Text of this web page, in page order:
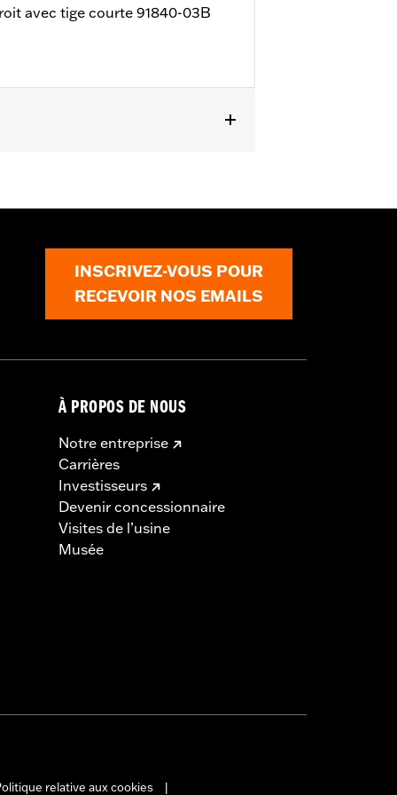
avec tige courte 91840-03B
modèles Street Glide nécessitent
nouveau guidon, avant d'utiliser
INSCRIVEZ-VOUS POUR
RECEVOIR NOS EMAILS
À PROPOS DE NOUS
Notre entreprise
Carrières
Investisseurs
Devenir concessionnaire
Visites de l’usine
Musée
relative aux cookies